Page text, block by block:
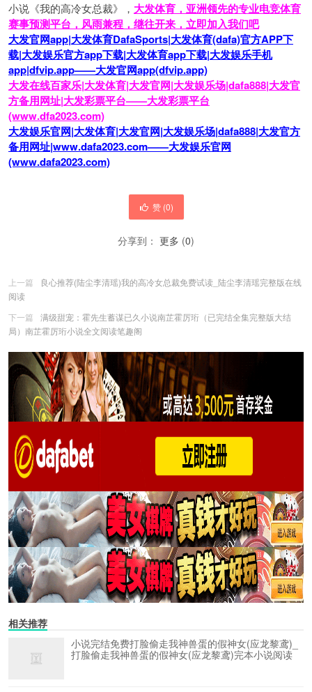
小说《我的高冷女总裁》， 大发体育，亚洲领先的专业电竞体育
赛事预测平台，风雨兼程，继往开来，立即加入我们吧
大发官网app|大发体育DafaSports|大发体育(dafa)官方APP下
载|大发娱乐官方app下载|大发体育app下载|大发娱乐手机
app|dfvip.app——大发官网app(dfvip.app)
大发在线百家乐|大发体育|大发官网|大发娱乐场|dafa888|大发官
方备用网址|大发彩票平台——大发彩票平台
(www.dfa2023.com)
大发娱乐官网|大发体育|大发官网|大发娱乐场|dafa888|大发官方
备用网址|www.dafa2023.com——大发娱乐官网
(www.dafa2023.com)
赞 (0)
分享到： 更多 (0)
上一篇
良心推荐(陆尘李清瑶)我的高冷女总裁免费试读_陆尘李清瑶完整版在线
阅读
下一篇
满级甜宠：霍先生蓄谋已久小说南芷霍厉珩（已完结全集完整版大结
局）南芷霍厉珩小说全文阅读笔趣阁
相关推荐
小说完结免费打脸偷走我神兽蛋的假神女(应龙黎鸢)_
打脸偷走我神兽蛋的假神女(应龙黎鸢)完本小说阅读